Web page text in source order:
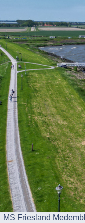
MS Friesland